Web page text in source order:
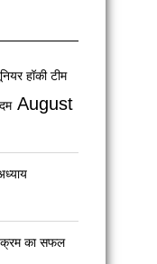
हॉकी टीम
August
का सफल